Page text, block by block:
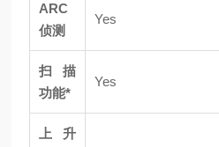
ARC
侦测
Yes
扫描
功能*
Yes
上升